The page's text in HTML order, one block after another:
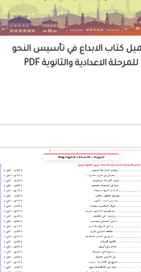
كتاب الابداع في تأسيس النحو
للمرحلة الاعدادية والثانوية PDF